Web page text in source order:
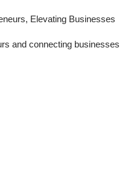
and connecting businesses